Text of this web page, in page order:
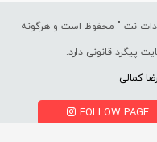
دات نت " محفوظ است و هرگونه
پیگرد قانونی دارد.
کمالی
FOLLOW PAGE